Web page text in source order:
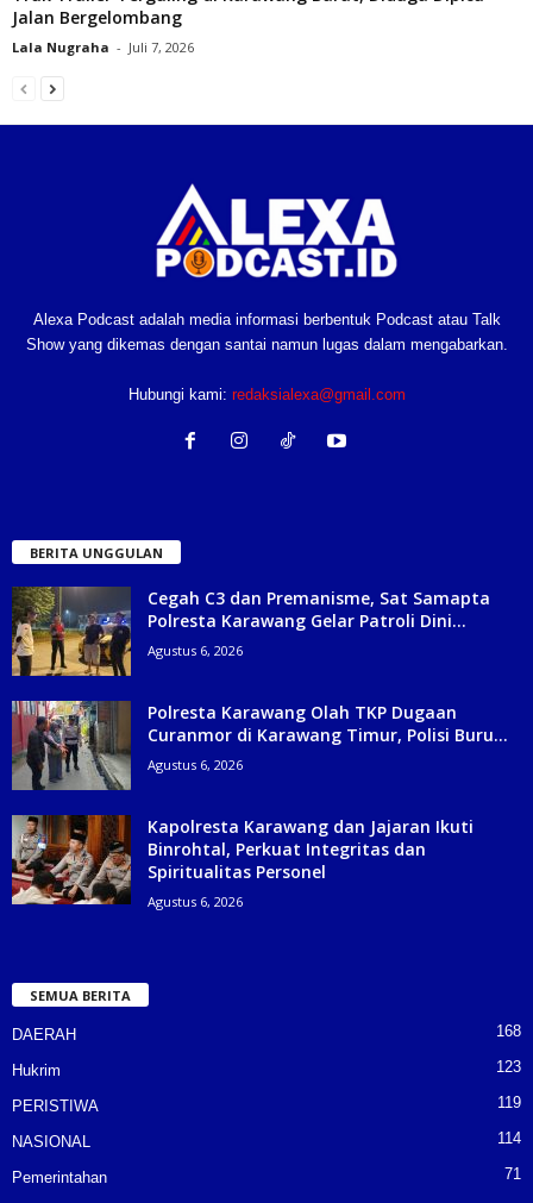
Jalan Bergelombang
Lala Nugraha - Juli 7, 2026
Alexa Podcast adalah media informasi berbentuk Podcast atau Talk
Show yang dikemas dengan santai namun lugas dalam mengabarkan.
Hubungi kami: redaksialexa@gmail.com
BERITA UNGGULAN
Cegah C3 dan Premanisme, Sat Samapta
Polresta Karawang Gelar Patroli Dini...
Agustus 6, 2026
Polresta Karawang Olah TKP Dugaan
Curanmor di Karawang Timur, Polisi Buru...
Agustus 6, 2026
Kapolresta Karawang dan Jajaran Ikuti
Binrohtal, Perkuat Integritas dan
Spiritualitas Personel
Agustus 6, 2026
SEMUA BERITA
DAERAH 168
Hukrim 123
PERISTIWA 119
NASIONAL 114
Pemerintahan
71